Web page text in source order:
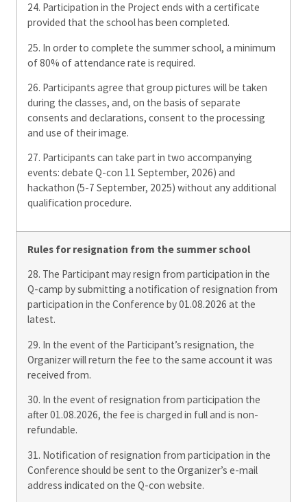
24. Participation in the Project ends with a certificate
provided that the school has been completed.
25. In order to complete the summer school, a minimum
of 80% of attendance rate is required.
26. Participants agree that group pictures will be taken
during the classes, and, on the basis of separate
consents and declarations, consent to the processing
and use of their image.
27. Participants can take part in two accompanying
events: debate Q-con 11 September, 2026) and
hackathon (5-7 September, 2025) without any additional
qualification procedure.
Rules for resignation from the summer school
28. The Participant may resign from participation in the
Q-camp by submitting a notification of resignation from
participation in the Conference by 01.08.2026 at the
latest.
29. In the event of the Participant’s resignation, the
Organizer will return the fee to the same account it was
received from.
30. In the event of resignation from participation the
after 01.08.2026, the fee is charged in full and is non-
refundable.
31. Notification of resignation from participation in the
Conference should be sent to the Organizer’s e-mail
address indicated on the Q-con website.